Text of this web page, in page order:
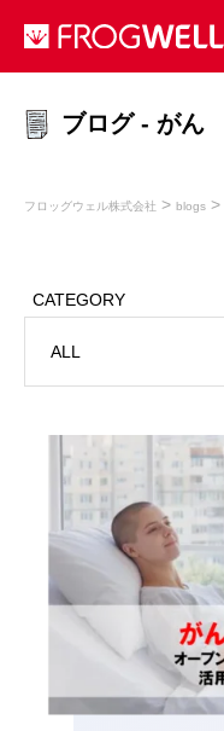
ブログ - がん
フロッグウェル株式会社 > blogs >
CATEGORY